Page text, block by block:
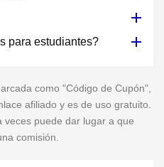
para estudiantes?
como "Código de Cupón",
afiliado y es de uso gratuito.
veces puede dar lugar a que
comisión.